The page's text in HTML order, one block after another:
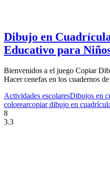
Dibujo en
Educativo para
Bienvenidos a el juego Copiar
Hacer cenefas en los cuadernos
Actividades escolaresDibujos en
colorearcopiar dibujo en
8
3.3